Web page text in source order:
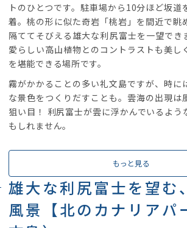
トのひとつです。駐車場から10分ほど坂道
着。桃の形に似た奇岩「桃岩」を間近で眺
隔ててそびえる雄大な利尻富士を一望でき
愛らしい高山植物とのコントラストも美し
を堪能できる場所です。
霧がかかることの多い礼文島ですが、時に
な景色をつくりだすことも。雲海の出現は
狙い目！ 利尻富士が雲に浮かんでいるよう
もしれません。
もっと見る
雄大な利尻富士を望む
風景【北のカナリアパ